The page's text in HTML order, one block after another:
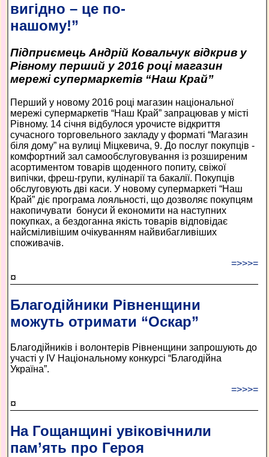
вигідно – це по-
нашому!”
Підприємець Андрій Ковальчук відкрив у
Рівному перший у 2016 році магазин
мережі супермаркетів “Наш Край”
Перший у новому 2016 році магазин національної
мережі супермаркетів “Наш Край” запрацював у місті
Рівному. 14 січня відбулося урочисте відкриття
сучасного торговельного закладу у форматі “Магазин
біля дому” на вулиці Міцкевича, 9. До послуг покупців -
комфортний зал самообслуговування із розширеним
асортиментом товарів щоденного попиту, свіжої
випічки, фреш-групи, кулінарії та бакалії. Покупців
обслуговують дві каси. У новому супермаркеті “Наш
Край” діє програма лояльності, що дозволяє покупцям
накопичувати бонуси й економити на наступних
покупках, а бездоганна якість товарів відповідає
найсміливішим очікуванням найвибагливіших
споживачів.
=>>>=
¤
Благодійники Рівненщини
можуть отримати “Оскар”
Благодійників і волонтерів Рівненщини запрошують до
участі у ІV Національному конкурсі “Благодійна
Україна”.
=>>>=
¤
На Гощанщині увіковічнили
пам’ять про Героя